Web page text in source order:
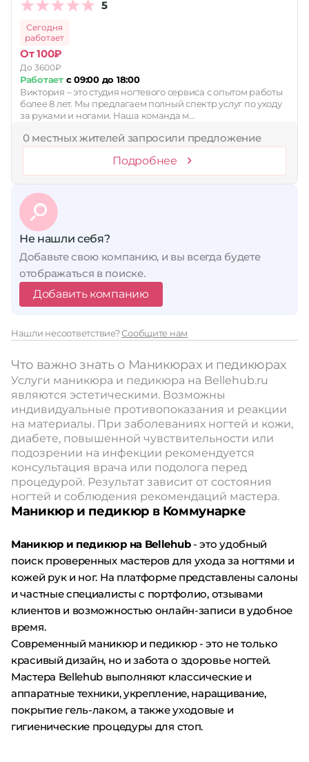
5
Сегодня
работает
От 100₽
До 3600₽
Работаетс 09:00 до 18:00
Виктория – это студия ногтевого сервиса с опытом работы
более 8 лет. Мы предлагаем полный спектр услуг по уходу
за руками и ногами. Наша команда м…
0 местных жителей запросили предложение
Подробнее
Не нашли себя?
Добавьте свою компанию, и вы всегда будете
отображаться в поиске.
Добавить компанию
Нашли несоответствие?Сообщите нам
Что важно знать о Маникюрах и педикюрах
Услуги маникюра и педикюра на Bellehub.ru
являются эстетическими. Возможны
индивидуальные противопоказания и реакции
на материалы. При заболеваниях ногтей и кожи,
диабете, повышенной чувствительности или
подозрении на инфекции рекомендуется
консультация врача или подолога перед
процедурой. Результат зависит от состояния
ногтей и соблюдения рекомендаций мастера.
Маникюр и педикюр в Коммунарке
Маникюр и педикюр на Bellehub- это удобный
поиск проверенных мастеров для ухода за ногтями и
кожей рук и ног. На платформе представлены салоны
и частные специалисты с портфолио, отзывами
клиентов и возможностью онлайн-записи в удобное
время.
Современный маникюр и педикюр - это не только
красивый дизайн, но и забота о здоровье ногтей.
Мастера Bellehub выполняют классические и
аппаратные техники, укрепление, наращивание,
покрытие гель-лаком, а также уходовые и
гигиенические процедуры для стоп.